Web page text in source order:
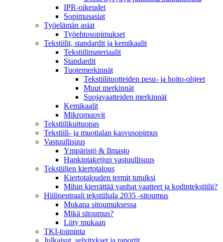
IPR-oikeudet
Sopimusasiat
Työelämän asiat
Työehto­sopimukset
Tekstiilit, standardit ja kemikaalit
Tekstiilimateriaalit
Standardit
Tuotemerkinnät
Tekstiilituotteiden pesu- ja hoito-ohjeet
Muut merkinnät
Suojavaatteiden merkinnät
Kemikaalit
Mikromuovit
Tekstiilikuitu­opas
Tekstiili- ja muotialan kasvusopimus
Vastuullisuus
Ympäristö & Ilmasto
Hankintaketjun vastuullisuus
Tekstiilien kiertotalous
Kiertotalouden termit tutuiksi
Mihin kierrättää vanhat vaatteet ja kodintekstiilit?
Hiilineutraali tekstiiliala 2035 -sitoumus
Mukana sitoumuksessa
Mikä sitoumus?
Liity mukaan
TKI-toiminta
Julkaisut, selvitykset ja raportit